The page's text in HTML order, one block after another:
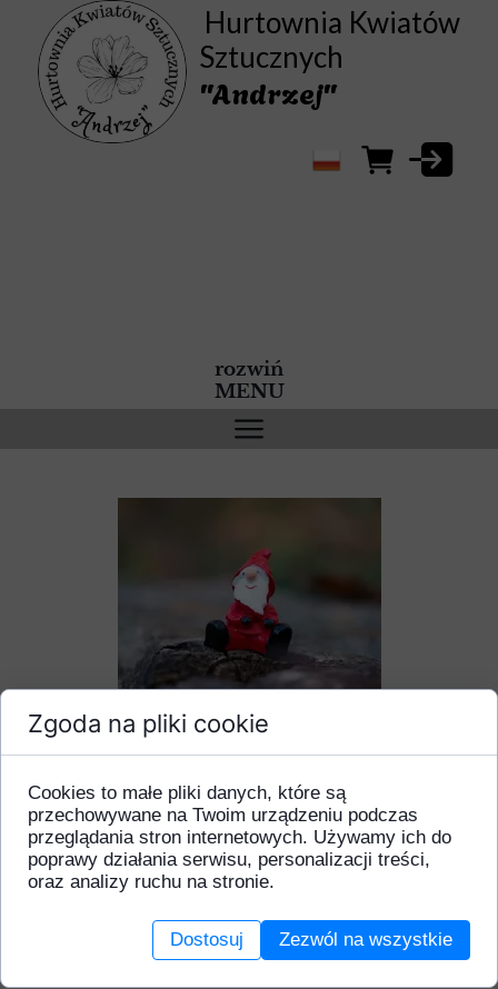
Okres Bożego Narodzenia,
to szczególny okres w roku
kalendarzowym.
Dlatego, by lepiej go przeżyć
i poczuć klimat prawdziwych
Świąt zapraszamy do zakupu
rozwiń
MENU
Hurtownia Kwiatów
Sztucznych
"Andrzej"
Zgoda na pliki cookie
Cookies to małe pliki danych, które są
przechowywane na Twoim urządzeniu podczas
przeglądania stron internetowych. Używamy ich do
poprawy działania serwisu, personalizacji treści,
oraz analizy ruchu na stronie.
Dostosuj Zezwól na wszystkie